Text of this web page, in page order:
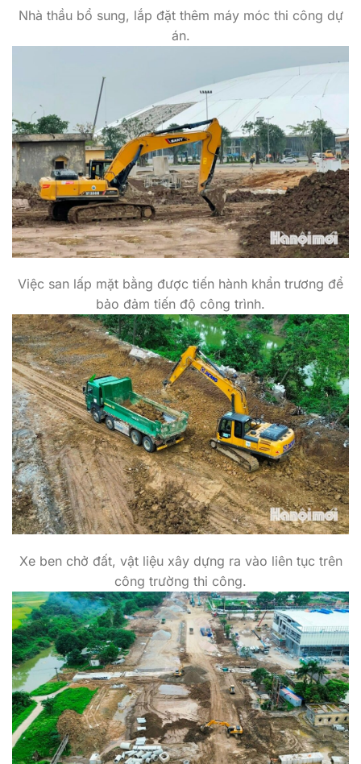
Nhà thầu bổ sung, lắp đặt thêm máy móc thi công dự
án.
Việc san lấp mặt bằng được tiến hành khẩn trương để
bảo đảm tiến độ công trình.
Xe ben chở đất, vật liệu xây dựng ra vào liên tục trên
công trường thi công.